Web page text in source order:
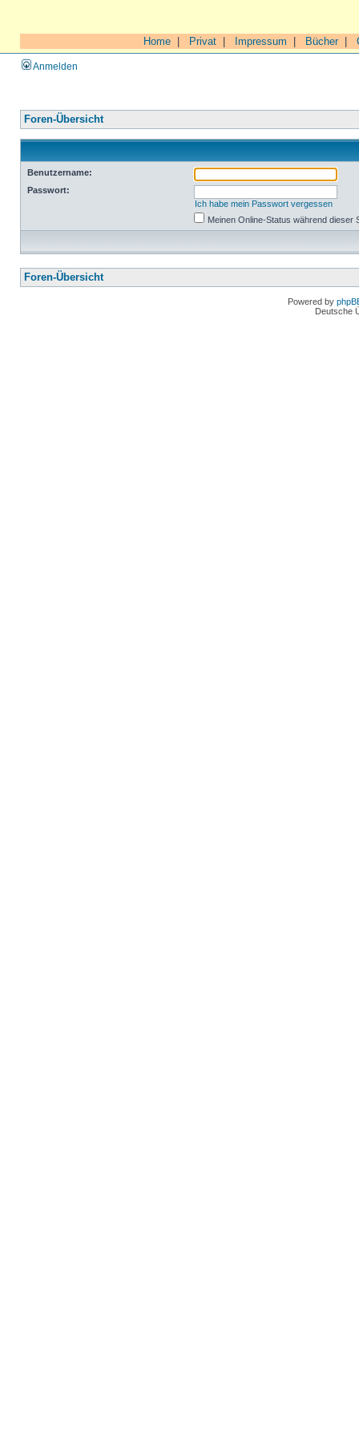
Home Privat Impressum Bücher|
Anmelden
Foren-Übersicht
Benutzername:
Passwort:
Ich habe mein Passwort vergessen
Meinen Online-Status während dieser
Foren-Übersicht
Powered by
Deutsche